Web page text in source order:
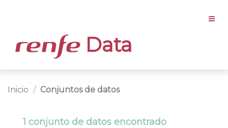
Data
Inicio Conjuntos de datos
1 conjunto de datos encontrado